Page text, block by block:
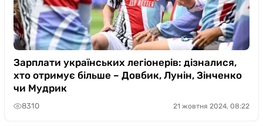
Зарплати українських легіонерів: дізналися,
хто отримує більше – Довбик, Лунін, Зінченко
чи Мудрик
8310 21 жовтня 2024, 08:22